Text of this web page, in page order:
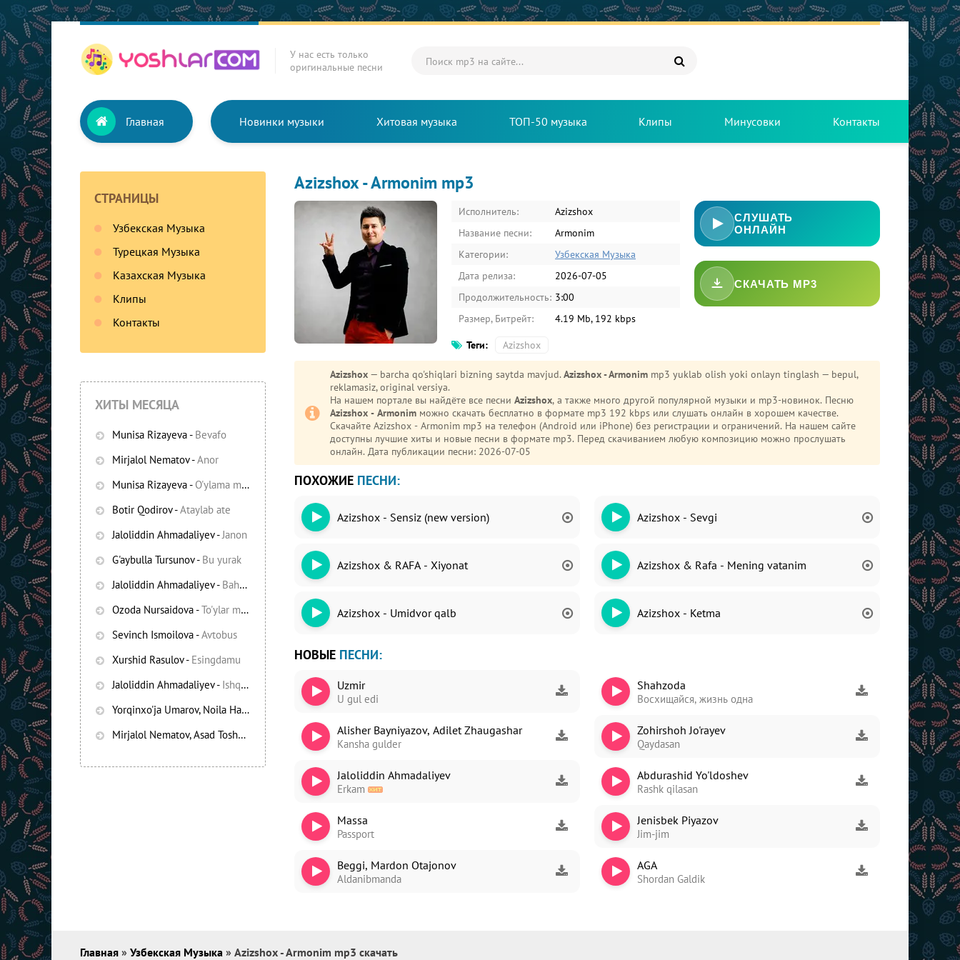
У нас есть только
оригинальные песни
Главная Новинки музыки Хитовая музыка ТОП-50 музыка Клипы Минусовки Контакты
СТРАНИЦЫ
Узбекская Музыка
Турецкая Музыка
Казахская Музыка
Клипы
Контакты
ХИТЫ МЕСЯЦА
Munisa Rizayeva- Bevafo
Mirjalol Nematov-Anor
Munisa Rizayeva- O'ylama mani
Botir Qodirov-Ataylab ate
Jaloliddin Ahmadaliyev-Janon
G'aybulla Tursunov- Bu yurak
Jaloliddin Ahmadaliyev- Bahor yomg'irlari
Ozoda Nursaidova-To'ylar muborak
Sevinch Ismoilova-Avtobus
Xurshid Rasulov- Esingdamu
Jaloliddin Ahmadaliyev- Ishqning chayqov bozorida
Yorqinxo'ja Umarov, Noila Habibullayeva
Bezori
Mirjalol Nematov, Asad Toshpo’latov
Oshiq edim
Azizshox - Armonim mp3
Исполнитель:
Azizshox
Название песни:
Armonim
Категории:
Узбекская Музыка
Дата релиза:
2026-07-05
Продолжительность: 3:00
Размер, Битрейт:
4.19 Mb, 192 kbps
Теги: Azizshox
СЛУШАТЬ
ОНЛАЙН
СКАЧАТЬ MP3
Azizshox — barcha qo'shiqlari bizning saytda mavjud. Azizshox - Armonim mp3 yuklab olish yoki onlayn tinglash — bepul,
reklamasiz, original versiya.
На нашем портале вы найдёте все песни Azizshox, а также много другой популярной музыки и mp3-новинок. Песню
Azizshox - Armonim можно скачать бесплатно в формате mp3 192 kbps или слушать онлайн в хорошем качестве.
Скачайте Azizshox - Armonim mp3 на телефон (Android или iPhone) без регистрации и ограничений. На нашем сайте
доступны лучшие хиты и новые песни в формате mp3. Перед скачиванием любую композицию можно прослушать
онлайн. Дата публикации песни: 2026-07-05
ПОХОЖИЕ ПЕСНИ:
Azizshox - Sensiz (new version)
Azizshox & RAFA - Xiyonat
Azizshox - Umidvor qalb
Azizshox - Sevgi
Azizshox & Rafa - Mening vatanim
Azizshox - Ketma
НОВЫЕ ПЕСНИ:
Uzmir
U gul edi
Alisher Bayniyazov, Adilet Zhaugashar
Kansha gulder
Jaloliddin Ahmadaliyev
Erkam
Massa
Passport
Beggi, Mardon Otajonov
Aldanibmanda
Shahzoda
Восхищайся, жизнь одна
Zohirshoh Jo'rayev
Qaydasan
Abdurashid Yo'ldoshev
Rashk qilasan
Jenisbek Piyazov
Jim-jim
AGA
Shordan Galdik
Главная » Узбекская Музыка » Azizshox - Armonim mp3 скачать
-Bezori
Oshiq edim